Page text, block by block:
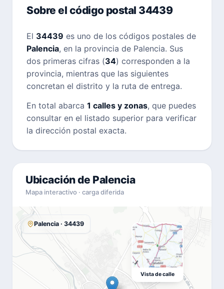
Sobre el código postal 34439
El 34439 es uno de los códigos postales de
Palencia, en la provincia de Palencia. Sus
dos primeras cifras (34) corresponden a la
provincia, mientras que las siguientes
concretan el distrito y la ruta de entrega.
En total abarca 1 calles y zonas, que puedes
consultar en el listado superior para verificar
la dirección postal exacta.
Ubicación de Palencia
Mapa interactivo · carga diferida
Palencia · 34439
Vista de calle